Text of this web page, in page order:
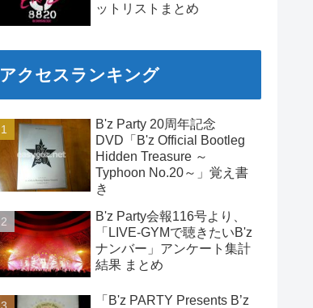
ットリストまとめ
アクセスランキング
B'z Party 20周年記念
DVD「B'z Official Bootleg
Hidden Treasure ～
Typhoon No.20～」覚え書
き
B'z Party会報116号より、
「LIVE-GYMで聴きたいB'z
ナンバー」アンケート集計
結果 まとめ
「B'z PARTY Presents B’z